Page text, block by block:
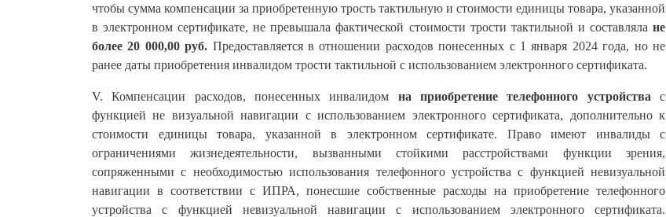
чтобы сумма компенсации за приобретенную трость тактильную и стоимости единицы товара, указанной
в электронном сертификате, не превышала фактической стоимости трости тактильной и составляла не
более 20 000,00 руб. Предоставляется в отношении расходов понесенных с 1 января 2024 года, но не
ранее даты приобретения инвалидом трости тактильной с использованием электронного сертификата.
V.Компенсации расходов, понесенных инвалидом на приобретение телефонного устройствас
функцией не визуальной навигации с использованием электронного сертификата, дополнительно к
стоимости единицы товара, указанной в электронном сертификате. Право имеют инвалиды с
ограничениями жизнедеятельности, вызванными стойкими расстройствами функции зрения,
сопряженными с необходимостью использования телефонного устройства с функцией невизуальной
навигации в соответствии с ИПРА, понесшие собственные расходы на приобретение телефонного
устройства с функцией невизуальной навигации с использованием электронного сертификата.